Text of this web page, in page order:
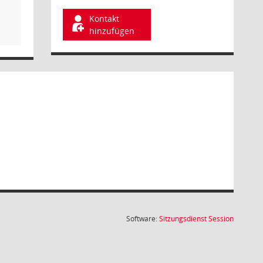
Kontakt
hinzufügen
Software:SitzungsdienstSession(Wird in